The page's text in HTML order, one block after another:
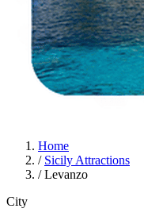
Home
/ Sicily Attractions
/ Levanzo
City